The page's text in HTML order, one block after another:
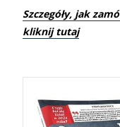
Szczegóły, jak
kliknij tutaj